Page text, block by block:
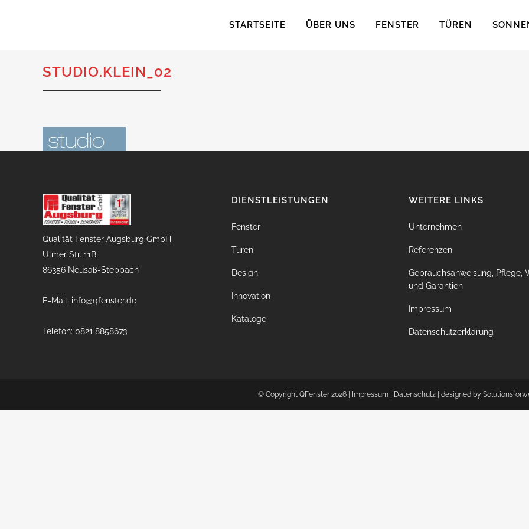
STARTSEITE ÜBER UNS FENSTER TÜREN
STUDIO.KLEIN_02
Qualität Fenster Augsburg GmbH
Ulmer Str. 11B
86356 Neusäß-Steppach
E-Mail: info@qfenster.de
Telefon: 0821 8858673
DIENSTLEISTUNGEN
Fenster
Türen
Design
Innovation
Kataloge
WEITERE LINKS
Unternehmen
Referenzen
Gebrauchsanweisung, Pflege,
und Garantien
Impressum
Datenschutzerklärung
© Copyright QFenster 2026 | Impressum| Datenschutz| designed by